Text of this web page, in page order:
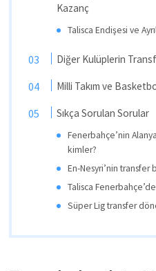
Kazanç
Talisca Endişesi ve
Diğer Kulüplerin
Milli Takım ve
Sıkça Sorulan Sorular
Fenerbahçe’nin
kimler?
En-Nesyri’nin
Talisca
Süper Lig transfer